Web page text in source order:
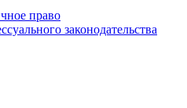
право
законодательства